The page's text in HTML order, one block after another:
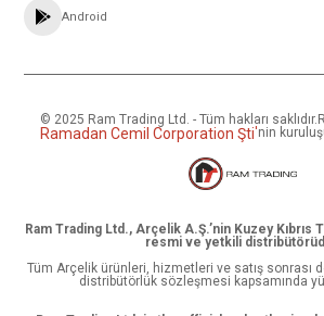
Android
© 2025 Ram Trading Ltd. - Tüm hakları saklıdır.
Ramadan Cemil Corporation Şti'nin
Ram Trading Ltd., Arçelik A.Ş.’nin Kuzey Kıbrıs
resmi ve yetkili
Tüm Arçelik ürünleri, hizmetleri ve satış sonrası
distribütörlük sözleşmesi kapsamında